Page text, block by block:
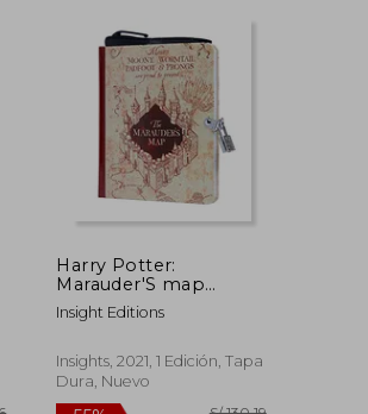
S/ 245,92
S/ 110,66
55%
dcto.
Harry Potter:
Marauder'S map
Invisible ink Lock &
key Diary (en Inglés)
Insight Editions
Insights, 2021, 1 Edición, Tapa
Dura, Nuevo